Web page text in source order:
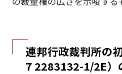
連邦行政裁判所の
7 2283132-1/2E）